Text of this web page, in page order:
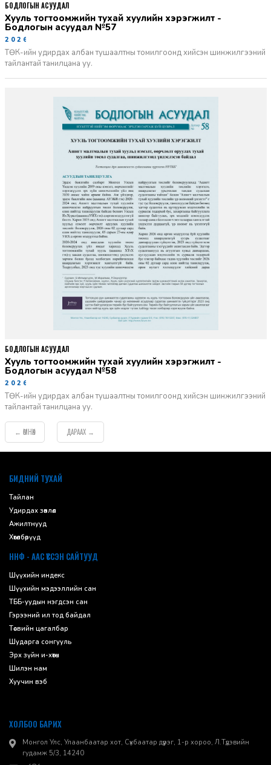
Хууль тогтоомжийн тухай хуулийн хэрэгжилт -
Бодлогын асуудал №57
2026-06-02
ТӨК-ийн удирдах албан тушаалтны томилгоонд хийсэн шинжилгээний
тайлантай танилцана уу.
БОДЛОГЫН АСУУДАЛ
Хууль тогтоомжийн тухай хуулийн хэрэгжилт -
Бодлогын асуудал №58
2026-06-02
ТӨК-ийн удирдах албан тушаалтны томилгоонд хийсэн шинжилгээний
тайлантай танилцана уу.
БОДЛОГЫН АСУУДАЛ
← ӨМНӨХ ДАРААХ →
БИДНИЙ ТУХАЙ
Тайлан
Удирдах зөвлөл
Ажилтнууд
Хөтөлбөрүүд
ННФ - ААС ҮҮССЭН САЙТУУД
Шүүхийн индекс
Шүүхийн мэдээллийн сан
ТББ-уудын нэгдсэн сан
Гэрээний ил тод байдал
Төсвийн цагалбар
Шударга сонгууль
Эрх зүйн и-хөтөч
Шилэн нам
Хуучин вэб
ХОЛБОО БАРИХ
Монгол Улс, Улаанбаатар хот, Сүхбаатар дүүрэг, 1-р хороо, ​Л.Түдэвийн
гудамж 5/3, 14240